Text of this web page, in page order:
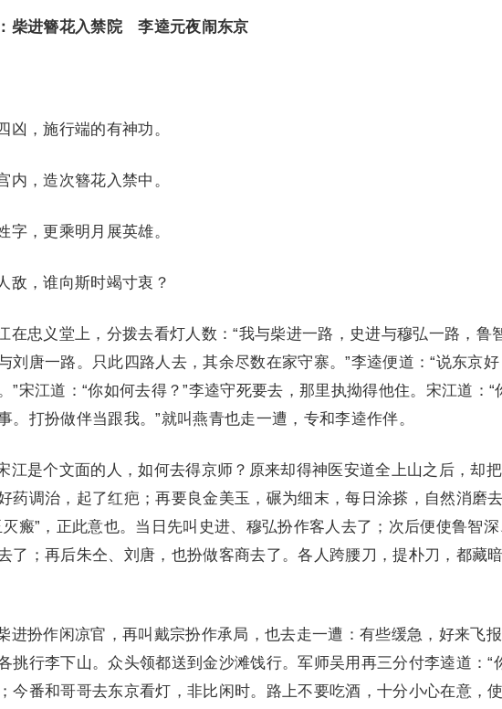
柴进簪花入禁院 李逵元夜闹东京
，施行端的有神功。
，造次簪花入禁中。
，更乘明月展英雄。
，谁向斯时竭寸衷？
忠义堂上，分拨去看灯人数：“我与柴进一路，史进与穆弘一路，鲁
刘唐一路。只此四路人去，其余尽数在家守寨。”李逵便道：“说东京好
”宋江道：“你如何去得？”李逵守死要去，那里执拗得他住。宋江道：“
。打扮做伴当跟我。”就叫燕青也走一遭，专和李逵作伴。
是个文面的人，如何去得京师？原来却得神医安道全上山之后，却
药调治，起了红疤；再要良金美玉，碾为细末，每日涂搽，自然消磨去
瘢”，正此意也。当日先叫史进、穆弘扮作客人去了；次后便使鲁智深
了；再后朱仝、刘唐，也扮做客商去了。各人跨腰刀，提朴刀，都藏暗
扮作闲凉官，再叫戴宗扮作承局，也去走一遭：有些缓急，好来飞报
挑行李下山。众头领都送到金沙滩饯行。军师吴用再三分付李逵道：“
今番和哥哥去东京看灯，非比闲时。路上不要吃酒，十分小心在意，